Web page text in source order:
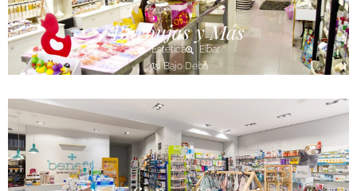
Burbujas y Más
Estética
Eibar
Bajo Deba